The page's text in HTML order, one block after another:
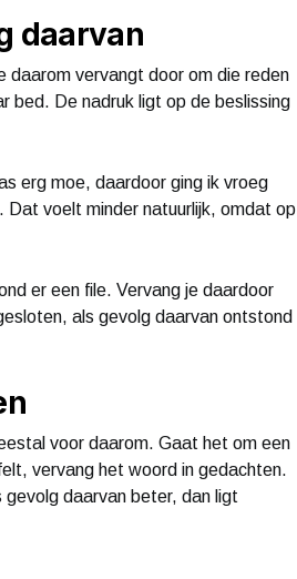
daarvan
daarom vervangt door om die reden
bed. De nadruk ligt op de beslissing
erg moe, daardoor ging ik vroeg
voelt minder natuurlijk, omdat op
er een file. Vervang je daardoor
als gevolg daarvan ontstond
voor daarom. Gaat het om een
vervang het woord in gedachten.
gevolg daarvan beter, dan ligt